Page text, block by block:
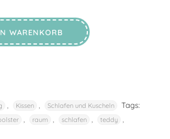
WARENKORB
Kissen Schlafen und Kuscheln Tags:
raum schlafen teddy